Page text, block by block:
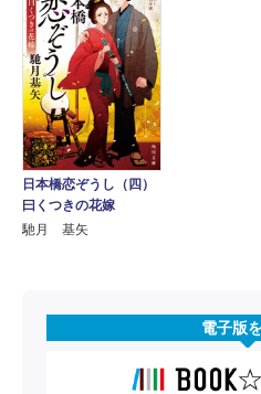
日本橋恋ぞうし（四）
曰くつきの花嫁
馳月 基矢
電子版